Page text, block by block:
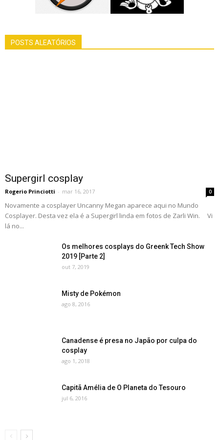
POSTS ALEATÓRIOS
Supergirl cosplay
Rogerio Princiotti - mar 16, 2017 0
Novamente a cosplayer Uncanny Megan aparece aqui no Mundo
Cosplayer. Desta vez ela é a Supergirl linda em fotos de Zarli Win. Vi
lá no...
Os melhores cosplays do Greenk Tech Show
2019 [Parte 2]
out 7, 2019
Misty de Pokémon
ago 8, 2016
Canadense é presa no Japão por culpa do
cosplay
ago 1, 2018
Capitã Amélia de O Planeta do Tesouro
jul 6, 2016